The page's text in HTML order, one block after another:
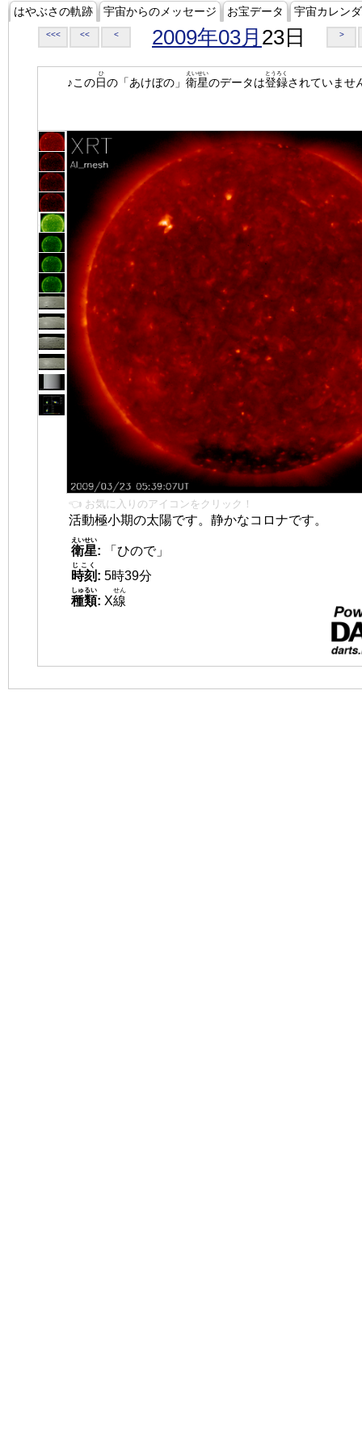
はやぶさの軌跡 宇宙からのメッセージ お宝データ 宇宙カレン
<<< << < 2009年03月 23日 >
♪この日
ひ
の「あけぼの」 衛星
えいせい
のデータは登録
とうろく
されていませ
👈 お気に入りのアイコンをクリック！
活動極小期の太陽です。静かなコロナです。
衛星
えいせい
:
「ひので」
時刻
じこく
: 5時39分
種類
しゅるい
: X線
せん